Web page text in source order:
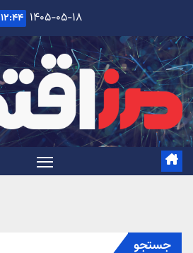
content
۱۴۰۵-۰۵-۱۸ ۱۲:۴۴
جستجو